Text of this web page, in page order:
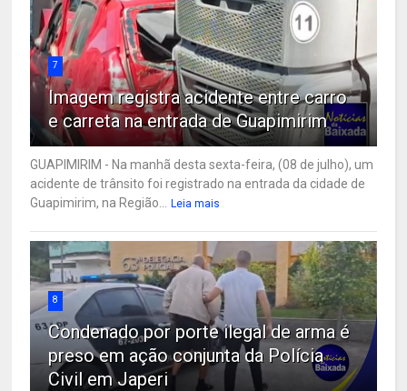
7
Imagem registra acidente entre carro
e carreta na entrada de Guapimirim
GUAPIMIRIM - Na manhã desta sexta-feira, (08 de julho), um
acidente de trânsito foi registrado na entrada da cidade de
Guapimirim, na Região...
Leia mais
8
Condenado por porte ilegal de arma é
preso em ação conjunta da Polícia
Civil em Japeri